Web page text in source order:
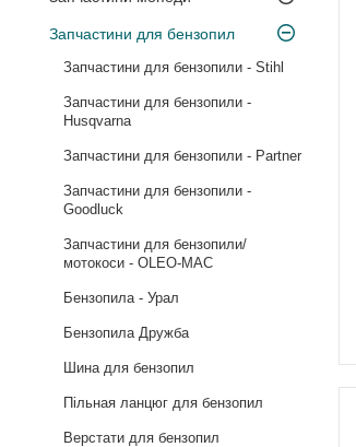
Запчастини для бензопил
Запчастини для бензопили - Stihl
Запчастини для бензопили -
Husqvarna
Запчастини для бензопили - Partner
Запчастини для бензопили -
Goodluck
Запчастини для бензопили/
мотокоси - OLEO-MAC
Бензопила - Урал
Бензопила Дружба
Шина для бензопил
Пільная ланцюг для бензопил
Верстати для бензопил